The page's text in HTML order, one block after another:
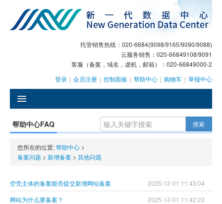
托管销售热线：020-6684(9098/9165/9090/9088)
云服务销售：020-66849108/9091
客服（备案，域名，虚机，邮箱）：020-66849000-2
登录 | 会员注册 | 控制面板 | 帮助中心 | 购物车 | 举报中心
GEO
AI客服
主机托管
帮助中心FAQ 搜索
您所在的位置:帮助中心 >
备案问题 > 新增备案 > 其他问题
2025-12-01 11:43:04
空壳主体的备案能否提交新增网站备案
2025-12-01 11:42:23
网站为什么要备案？